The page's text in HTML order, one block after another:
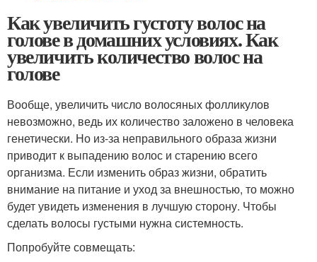
Как увеличить густоту волос на
голове в домашних условиях. Как
увеличить количество волос на
голове
Вообще, увеличить число волосяных фолликулов
невозможно, ведь их количество заложено в человека
генетически. Но из-за неправильного образа жизни
приводит к выпадению волос и старению всего
организма. Если изменить образ жизни, обратить
внимание на питание и уход за внешностью, то можно
будет увидеть изменения в лучшую сторону. Чтобы
сделать волосы густыми нужна системность.
Попробуйте совмещать: